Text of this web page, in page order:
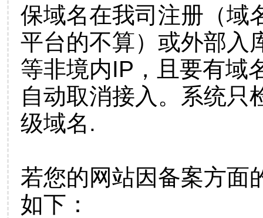
保域名在我司注册（域
平台的不算）或外部入
等非境内IP，且要有域
自动取消接入。系统只
级域名.
若您的网站因备案方面
如下：